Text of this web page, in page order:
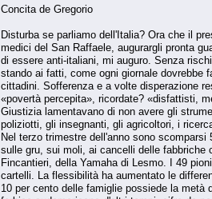
Concita de Gregorio
Disturba se parliamo dell'Italia? Ora che il
medici del San Raffaele, augurargli pronta
di essere anti-italiani, mi auguro. Senza
stando ai fatti, come ogni giornale dovrebbe
cittadini. Sofferenza e a volte disperazione
«povertà percepita», ricordate? «disfattisti,
Giustizia lamentavano di non avere gli
poliziotti, gli insegnanti, gli agricoltori, i
Nel terzo trimestre dell'anno sono
sulle gru, sui moli, ai cancelli delle fabbriche
Fincantieri, della Yamaha di Lesmo. I 49
cartelli. La flessibilità ha aumentato le
10 per cento delle famiglie possiede la